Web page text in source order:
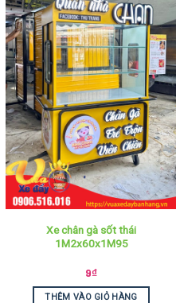
Xe chân gà sốt thái
1M2x60x1M95
9₫
THÊM VÀO GIỎ HÀNG